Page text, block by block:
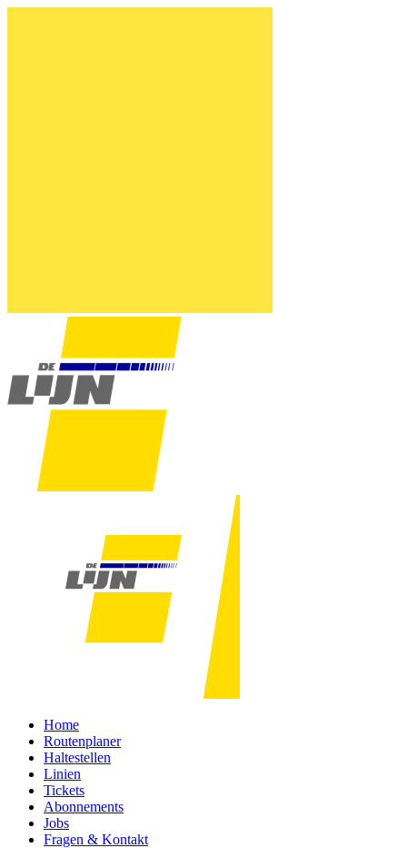
Home
Routenplaner
Haltestellen
Linien
Tickets
Abonnements
Jobs
Fragen & Kontakt